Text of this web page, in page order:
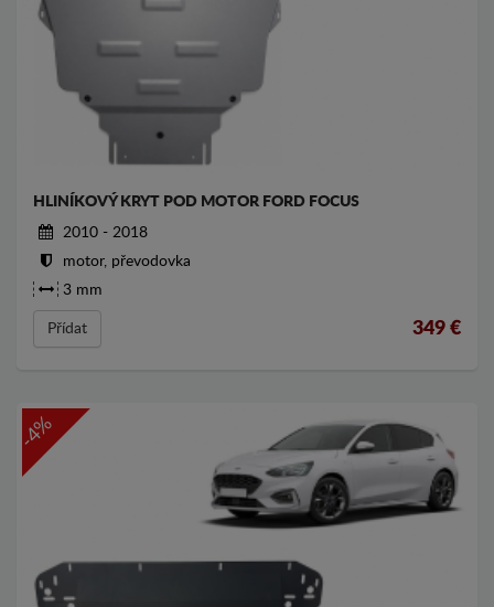
HLINÍKOVÝ KRYT POD MOTOR FORD FOCUS
2010 - 2018
motor, převodovka
3 mm
Přídat 349 €
-4%